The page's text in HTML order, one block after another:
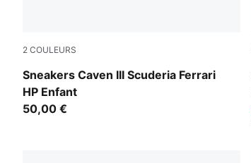
2 COULEURS
Sneakers Caven III Scuderia Ferrari
HP Enfant
PUMA Black-PUMA White-Rosso Corsa
50,00 €